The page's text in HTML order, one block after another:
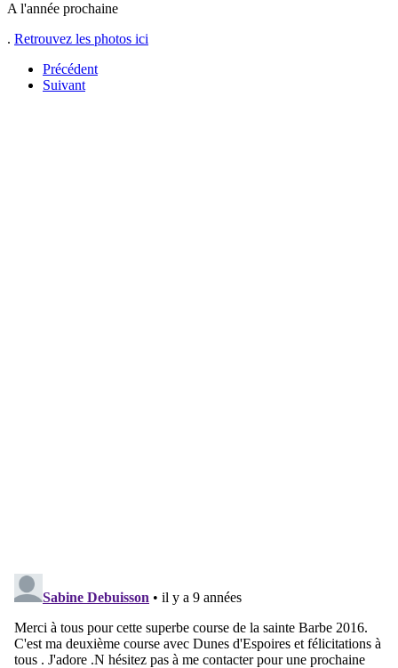
A l'année prochaine
. Retrouvez les photos ici
Précédent
Suivant